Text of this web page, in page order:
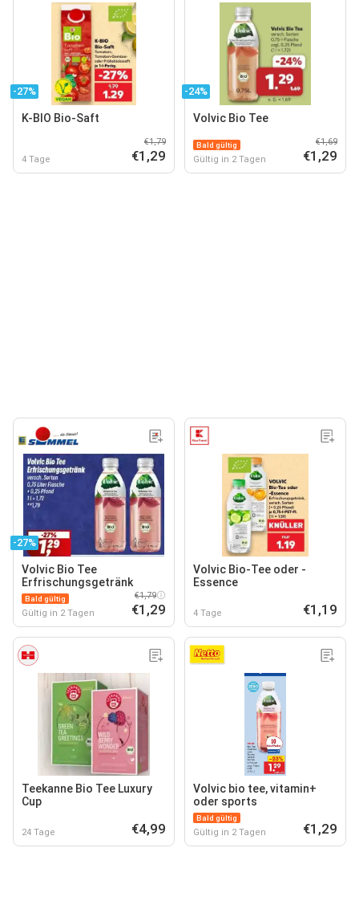
-27%
K-BIO Bio-Saft
4 Tage
€1,79
€1,29
-24%
Volvic Bio Tee
Bald gültig
Gültig in 2 Tagen
€1,69
€1,29
-27%
Volvic Bio Tee
Erfrischungsgetränk
Bald gültig
Gültig in 2 Tagen
€1,79
€1,29
Volvic Bio-Tee oder -
Essence
4 Tage €1,19
Teekanne Bio Tee Luxury
Cup
24 Tage €4,99
Volvic bio tee, vitamin+
oder sports
Bald gültig
Gültig in 2 Tagen €1,29